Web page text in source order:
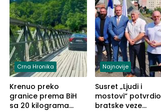
Crna Hronika
Krenuo preko
granice prema BiH
sa 20 kilograma
Najnovije
Susret „Ljudi i
mostovi“ potvrdio
bratske veze